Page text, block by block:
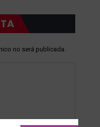
no será publicada.